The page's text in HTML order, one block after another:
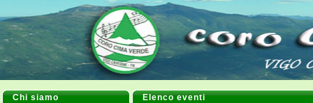
Chi siamo Elenco eventi